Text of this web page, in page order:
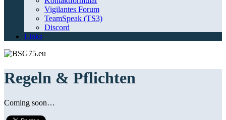
Vigilantes Forum
TeamSpeak (TS3)
Discord
Links
Regeln & Pflichten
Coming soon…